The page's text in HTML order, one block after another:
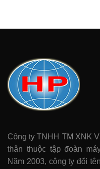
Công ty TNHH TM XNK
thân thuộc tập đoàn
Năm 2003, công ty đổi